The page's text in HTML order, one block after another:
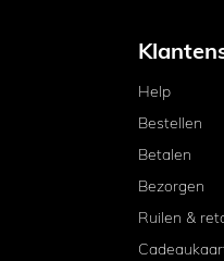
Help
Bestellen
Betalen
Bezorgen
Ruilen &